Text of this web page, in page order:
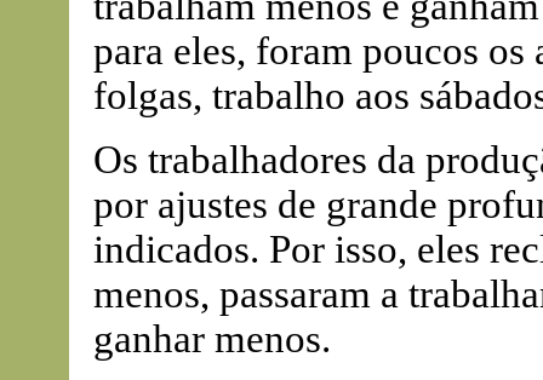
para eles, foram poucos os
folgas, trabalho aos
Os trabalhadores da
por ajustes de grande
indicados. Por isso, eles
menos, passaram a
ganhar menos.